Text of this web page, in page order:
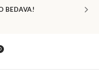
BEDAVA!